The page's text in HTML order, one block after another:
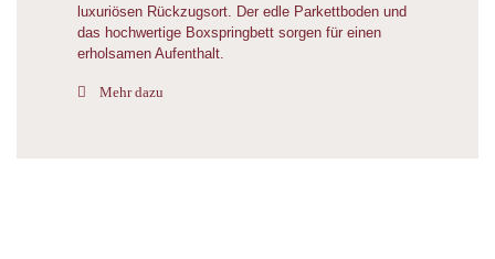
luxuriösen Rückzugsort. Der edle Parkettboden und
das hochwertige Boxspringbett sorgen für einen
erholsamen Aufenthalt.
Mehr dazu